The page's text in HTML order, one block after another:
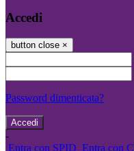
Accedi
button close ×
Password dimenticata?
-
Entra con SPID Entra con